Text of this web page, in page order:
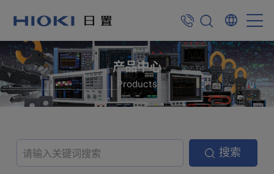
产品中心
Products
搜索